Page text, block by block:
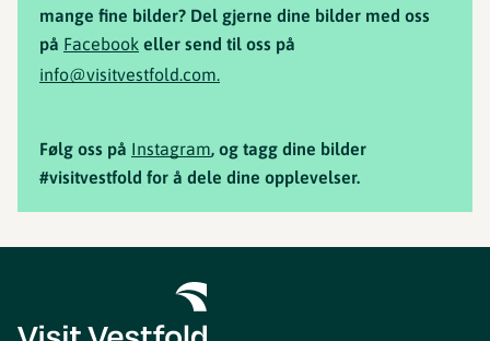
mange fine bilder? Del gjerne dine bilder med oss
på Facebook eller send til oss på
info@visitvestfold.com.
Følg oss på Instagram, og tagg dine bilder
#visitvestfold for å dele dine opplevelser.